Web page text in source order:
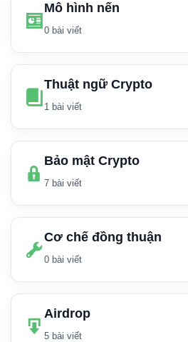
Mô hình nến
0 bài viết
Thuật ngữ Crypto
1 bài viết
Bảo mật Crypto
7 bài viết
Cơ chế đồng thuận
0 bài viết
Airdrop
5 bài viết